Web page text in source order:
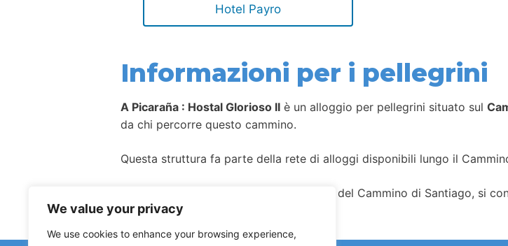
We value your privacy
We use cookies to enhance your browsing experience,
Hotel Payro
Informazioni per i pellegrini
A Picaraña : Hostal Glorioso II è un alloggio per pellegrini situato sul
da chi percorre questo cammino.
Questa struttura fa parte della rete di alloggi disponibili lungo il
Come per la maggior parte degli alloggi del Cammino di Santiago, si